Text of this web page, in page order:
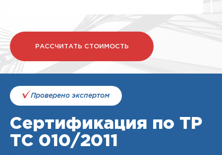
РАССЧИТАТЬ СТОИМОСТЬ
Проверено экспертом
Сертификация по ТР
ТС 010/2011